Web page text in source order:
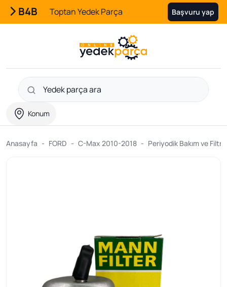
B4B Toptan Yedek Parça Başvuru yap
Konum
Anasayfa FORD C-Max 2010-2018 Periyodik Bakım ve